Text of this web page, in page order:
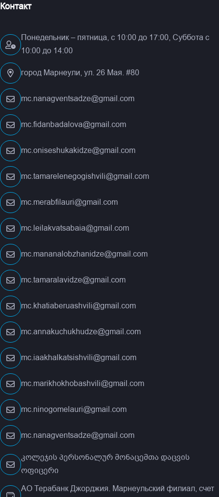
Контакт
Понедельник – пятница, с 10:00 до 17:00, Суббота с
10:00 до 14:00
город Марнеули, ул. 26 Мая. #80
mc.nanagventsadze@gmail.com
mc.fidanbadalova@gmail.com
mc.oniseshukakidze@gmail.com
mc.tamarelenegogishvili@gmail.com
mc.merabfilauri@gmail.com
mc.leilakvatsabaia@gmail.com
mc.mananalobzhanidze@gmail.com
mc.tamaralavidze@gmail.com
mc.khatiaberuashvili@gmail.com
mc.annakuchukhudze@gmail.com
mc.iaakhalkatsishvili@gmail.com
mc.marikhokhobashvili@gmail.com
mc.ninogomelauri@gmail.com
mc.nanagventsadze@gmail.com
კოლეჯის პერსონალურ მონაცემთა დაცვის
ოფიცერი
АО Терабанк Джорджия. Марнеульский филиал, счет